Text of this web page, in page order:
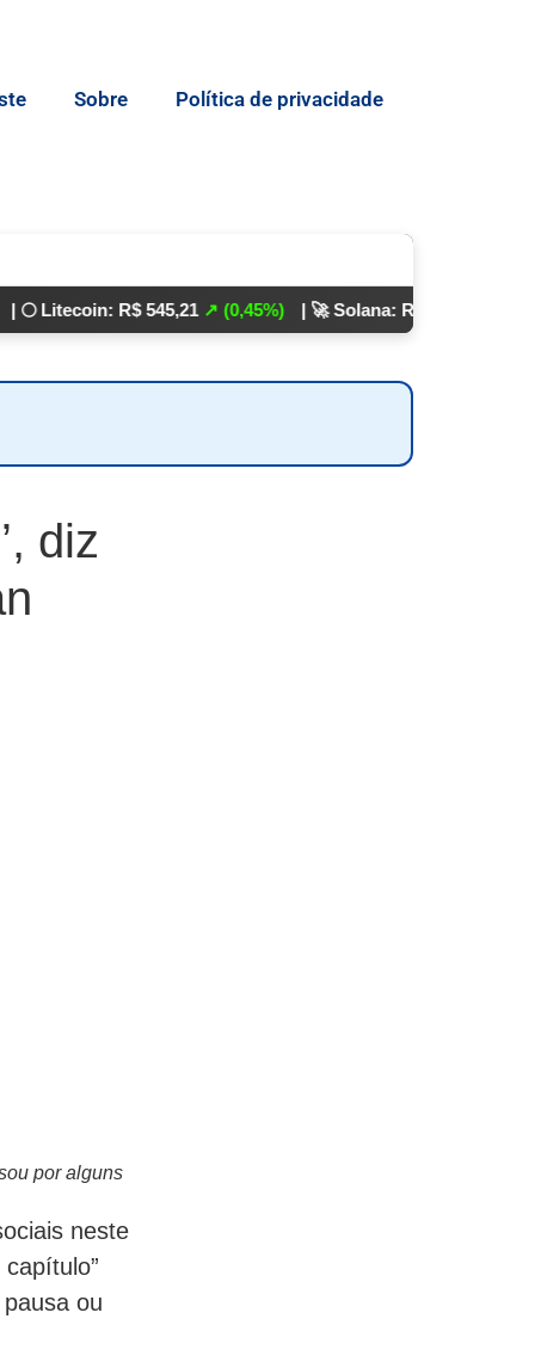
Sobre Política de privacidade
R$ 545,21↗ (0,45%) | 🚀 Solana: R$ 862,24↘ (0,01%)
diz
por alguns
neste
ou